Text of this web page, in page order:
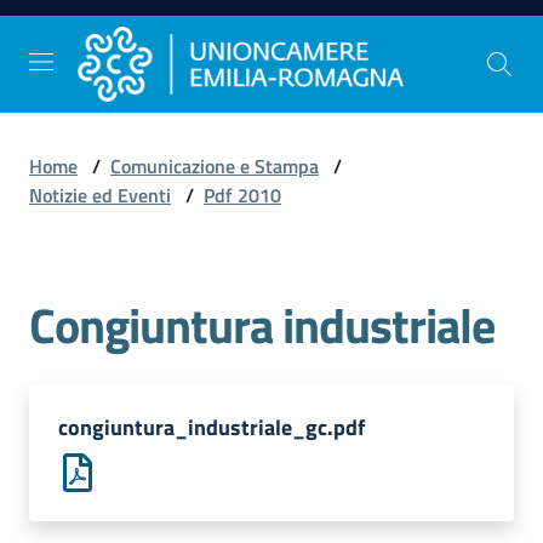
Vai al contenuto
Vai alla navigazione
Vai al footer
Comunicazione
Studi
al
Home / Comunicazione e Stampa /
Notizie ed Eventi / Pdf 2010
Congiuntura industriale
congiuntura_industriale_gc.pdf